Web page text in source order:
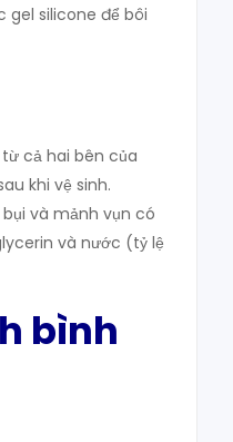
gel silicone để bôi
cả hai bên của
khi vệ sinh.
và mảnh vụn có
và nước (tỷ lệ
bình